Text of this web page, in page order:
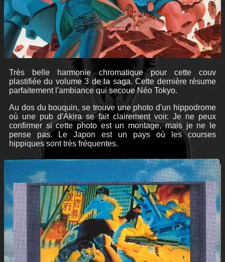
Très belle harmonie chromatique pour cette couv
plastifiée du volume 3 de la saga. Cette dernière résume
parfaitement l'ambiance qui secoue Néo Tokyo.
Au dos du bouquin, se trouve une photo d'un hippodrome
où une pub d'Akira se fait clairement voir. Je ne peux
confirmer si cette photo est un montage, mais je ne le
pense pas. Le Japon est un pays où les courses
hippiques sont très fréquentes.